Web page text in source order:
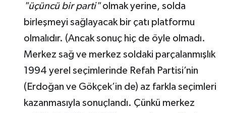
"üçüncü bir parti"olmak yerine, solda
birleşmeyi sağlayacak bir çatı platformu
olmalıdır. (Ancak sonuç hiç de öyle olmadı.
Merkez sağ ve merkez soldaki parçalanmışlık
1994 yerel seçimlerinde Refah Partisi’nin
(Erdoğan ve Gökçek’in de) az farkla seçimleri
kazanmasıyla sonuçlandı. Çünkü merkez